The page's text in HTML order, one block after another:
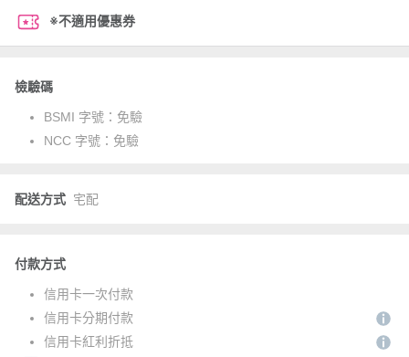
※不適用優惠券
檢驗碼
BSMI 字號： 免驗
NCC 字號： 免驗
配送方式 宅配
付款方式
信用卡一次付款
信用卡分期付款
信用卡紅利折抵